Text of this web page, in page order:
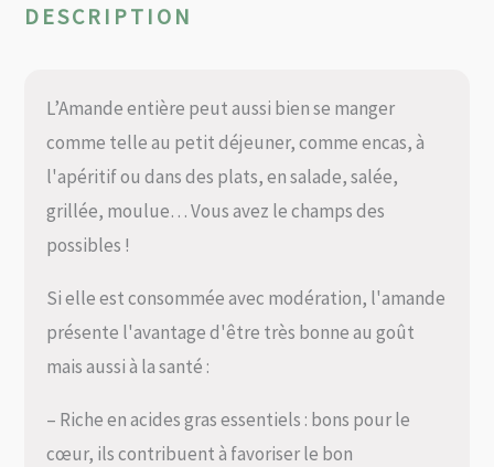
DESCRIPTION
L’Amande entière peut aussi bien se manger
comme telle au petit déjeuner, comme encas, à
l'apéritif ou dans des plats, en salade, salée,
grillée, moulue… Vous avez le champs des
possibles !
Si elle est consommée avec modération, l'amande
présente l'avantage d'être très bonne au goût
mais aussi à la santé :
– Riche en acides gras essentiels : bons pour le
cœur, ils contribuent à favoriser le bon